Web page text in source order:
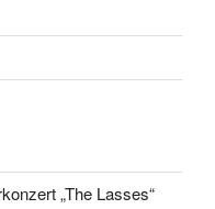
„The Lasses“